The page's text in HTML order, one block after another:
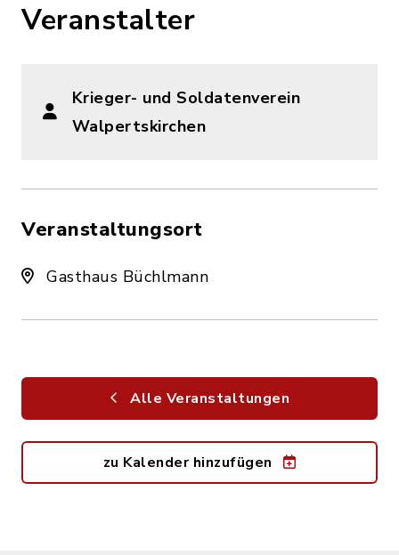
Veranstalter
Krieger- und Soldatenverein
Walpertskirchen
Veranstaltungsort
Gasthaus Büchlmann
Alle Veranstaltungen
zu Kalender hinzufügen